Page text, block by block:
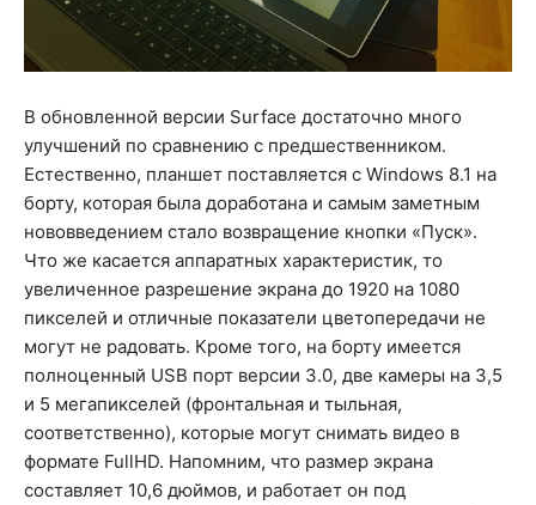
В обновленной версии Surface достаточно много
улучшений по сравнению с предшественником.
Естественно, планшет поставляется с Windows 8.1 на
борту, которая была доработана и самым заметным
нововведением стало возвращение кнопки «Пуск».
Что же касается аппаратных характеристик, то
увеличенное разрешение экрана до 1920 на 1080
пикселей и отличные показатели цветопередачи не
могут не радовать. Кроме того, на борту имеется
полноценный USB порт версии 3.0, две камеры на 3,5
и 5 мегапикселей (фронтальная и тыльная,
соответственно), которые могут снимать видео в
формате FullHD. Напомним, что размер экрана
составляет 10,6 дюймов, и работает он под